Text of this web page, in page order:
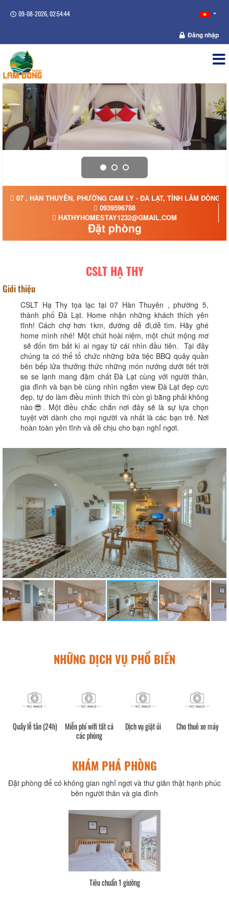
09-08-2026, 02:54:44
Đăng nhập
07 , HÀN THUYÊN, PHƯỜNG CAM LY - ĐÀ LẠT, TỈNH LÂM ĐỒNG
0939596788
HATHYHOMESTAY1232@GMAIL.COM
Đặt phòng
CSLT HẠ THY
Giới thiệu
CSLT Hạ Thy tọa lạc tại 07 Hàn Thuyên , phường 5,
thành phố Đà Lạt. Home nhận những khách thích yên
tĩnh! Cách chợ hơn 1km, đường dễ đi,dễ tìm. Hãy ghé
home mình nhé! Một chút hoài niệm, một chút mộng mơ
sẽ đốn tim bất kì ai ngay từ cái nhìn đầu tiên. Tại đây
chúng ta có thể tổ chức những bữa tiệc BBQ quây quần
bên bếp lửa thưởng thức những món nướng dưới tiết trời
se se lạnh mang đậm chất Đà Lạt cùng với người thân,
gia đình và bạn bè cùng nhìn ngắm view Đà Lạt đẹp cực
đẹp, tự do làm điều mình thích thì còn gì bằng phải không
nào😎. Một điều chắc chắn nơi đây sẽ là sự lựa chọn
tuyệt vời dành cho mọi người và nhất là các bạn trẻ. Nơi
hoàn toàn yên tĩnh và dễ chịu cho bạn nghỉ ngơi.
NHỮNG DỊCH VỤ PHỔ BIẾN
Quầy lễ tân (24h)
Miễn phí wifi tất cả
các phòng
Dịch vụ giặt ủi Cho thuê xe máy
KHÁM PHÁ PHÒNG
Đặt phòng để có không gian nghỉ ngơi và thư giãn thật hạnh phúc
bên người thân và gia đình
Tiêu chuẩn 1 giường